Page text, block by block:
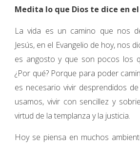
Medita lo que Dios te dice en
La vida es un camino que nos
Jesús, en el Evangelio de hoy, nos
es angosto y que son pocos los
¿Por qué? Porque para poder
es necesario vivir desprendidos
usamos, vivir con sencillez y
virtud de la templanza y la justicia.
Hoy se piensa en muchos